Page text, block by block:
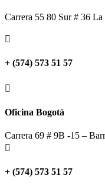
Carrera 55 80 Sur # 36

+ (574) 573 51 57

Oficina Bogotá
Carrera 69 # 9B -15 –

+ (574) 573 51 57